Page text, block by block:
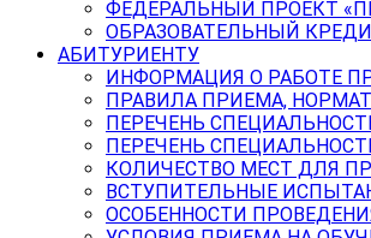
ФЕДЕРАЛЬНЫЙ ПРОЕКТ
ОБРАЗОВАТЕЛЬНЫЙ
АБИТУРИЕНТУ
ИНФОРМАЦИЯ О РАБОТЕ
ПРАВИЛА ПРИЕМА,
ПЕРЕЧЕНЬ
ПЕРЕЧЕНЬ
КОЛИЧЕСТВО МЕСТ ДЛЯ
ВСТУПИТЕЛЬНЫЕ
ОСОБЕННОСТИ